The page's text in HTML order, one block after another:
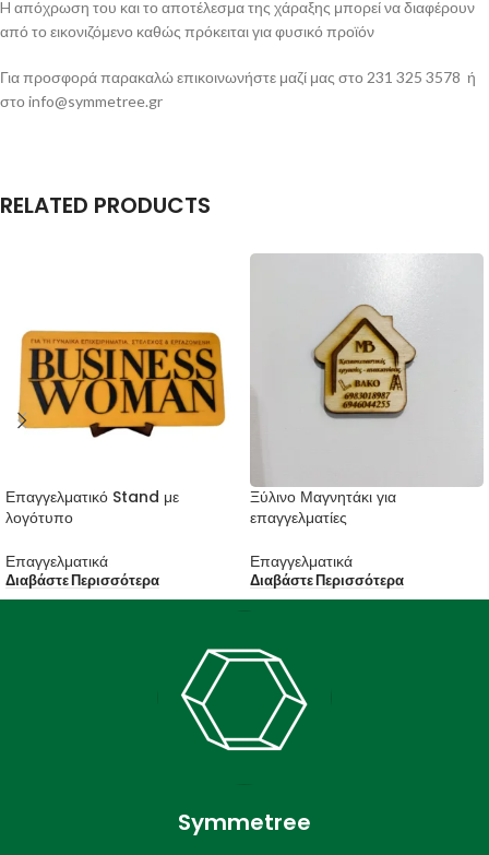
H απόχρωση του και το αποτέλεσμα της χάραξης μπορεί να διαφέρουν
από το εικονιζόμενο καθώς πρόκειται για φυσικό προϊόν
Για προσφορά παρακαλώ επικοινωνήστε μαζί μας στο 231 325 3578 ή
στο info@symmetree.gr
RELATED PRODUCTS
Επαγγελματικό Stand με
λογότυπο
Επαγγελματικά
Διαβάστε Περισσότερα
Ξύλινο Μαγνητάκι για
επαγγελματίες
Επαγγελματικά
Διαβάστε Περισσότερα
Symmetree